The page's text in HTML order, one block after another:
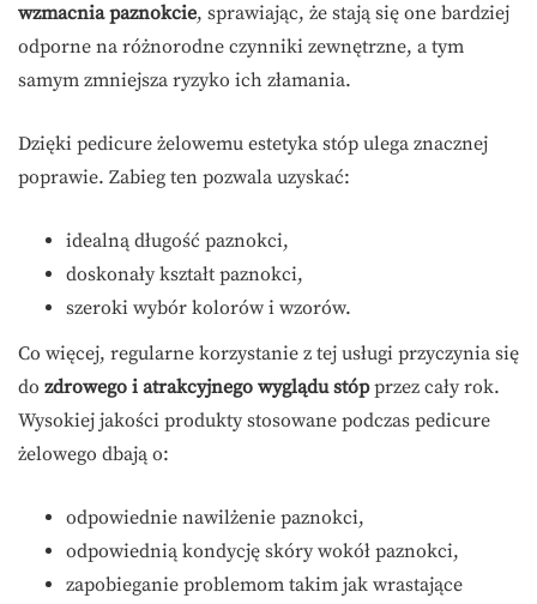
wzmacnia paznokcie, sprawiając, że stają się one bardziej
odporne na różnorodne czynniki zewnętrzne, a tym
samym zmniejsza ryzyko ich złamania.
Dzięki pedicure żelowemu estetyka stóp ulega znacznej
poprawie. Zabieg ten pozwala uzyskać:
idealną długość paznokci,
doskonały kształt paznokci,
szeroki wybór kolorów i wzorów.
Co więcej, regularne korzystanie z tej usługi przyczynia się
do zdrowego i atrakcyjnego wyglądu stópprzez cały rok.
Wysokiej jakości produkty stosowane podczas pedicure
żelowego dbają o:
odpowiednie nawilżenie paznokci,
odpowiednią kondycję skóry wokół paznokci,
zapobieganie problemom takim jak wrastające